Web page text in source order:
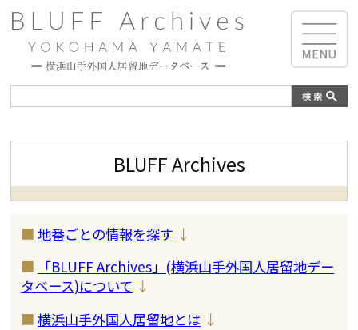
BLUFF Archives
■ 地番ごとの情報を探す ↓
■
「BLUFF Archives」(横浜山手外国人居留地デー
タベース)について ↓
■ 横浜山手外国人居留地とは ↓